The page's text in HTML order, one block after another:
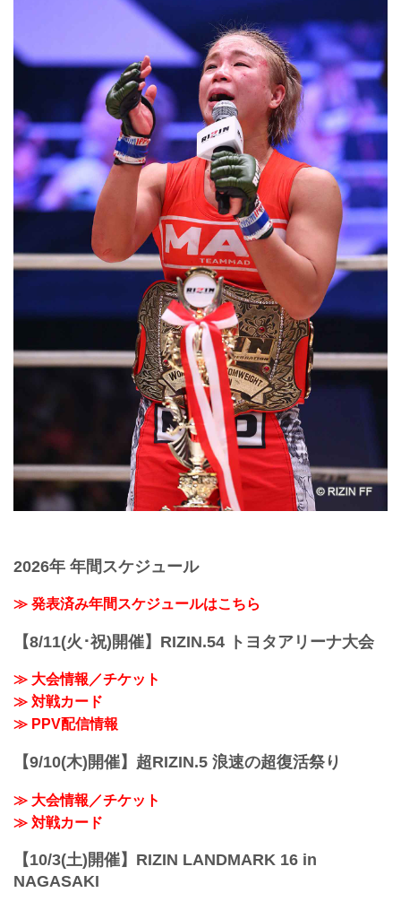
2026年 年間スケジュール
≫ 発表済み年間スケジュールはこちら
【8/11(火･祝)開催】RIZIN.54 トヨタアリーナ大会
≫ 大会情報／チケット
≫ 対戦カード
≫ PPV配信情報
【9/10(木)開催】超RIZIN.5 浪速の超復活祭り
≫ 大会情報／チケット
≫ 対戦カード
【10/3(土)開催】RIZIN LANDMARK 16 in
NAGASAKI